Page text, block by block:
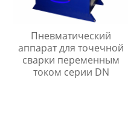
Пневматический
аппарат для точечной
сварки переменным
током серии DN